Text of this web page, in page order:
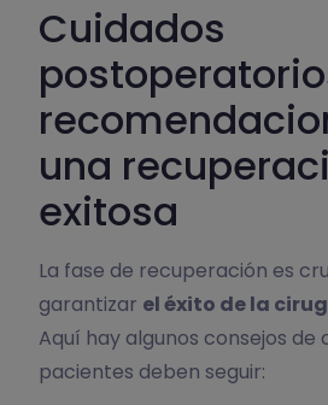
Cuidados
una
exitosa
La fase de recuperación es
garantizar el éxito de la
Aquí hay algunos consejos de
pacientes deben seguir: